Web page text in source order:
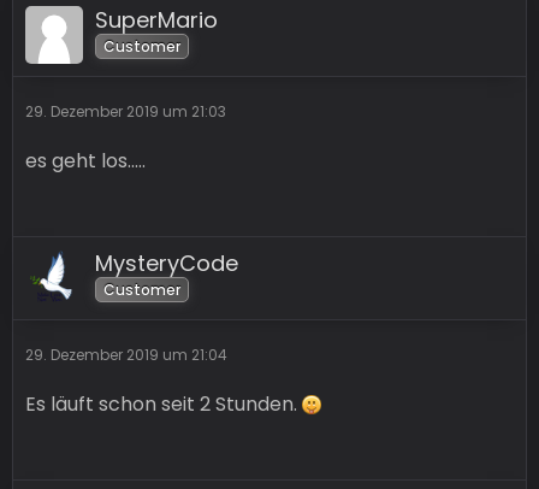
SuperMario
Customer
29. Dezember 2019 um 21:03
es geht los.....
MysteryCode
Customer
29. Dezember 2019 um 21:04
Es läuft schon seit 2 Stunden.